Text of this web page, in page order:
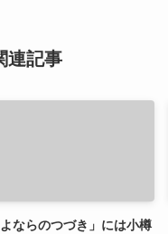
連記事
よならのつづき」には小樽